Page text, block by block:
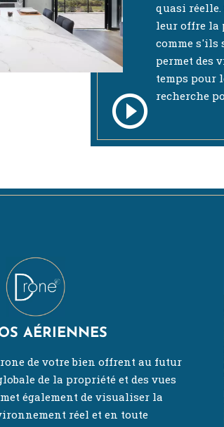
quasi réelle.
leur offre la
comme s'ils
permet des
temps pour
recherche
Play
AÉRIENNES
de votre bien offrent au futur
de la propriété et des vues
également de visualiser la
réel et en toute